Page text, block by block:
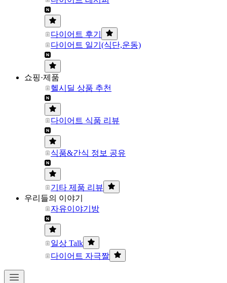
다이어트 후기
다이어트 일기(식단,운동)
쇼핑·제품
헬시딜 상품 추천
다이어트 식품 리뷰
식품&간식 정보 공유
기타 제품 리뷰
우리들의 이야기
자유이야기방
일상 Talk
다이어트 자극짤